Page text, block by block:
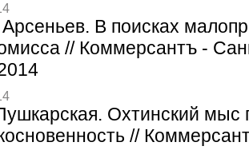
В поисках
// Коммерсантъ -
Охтинский мыс
//